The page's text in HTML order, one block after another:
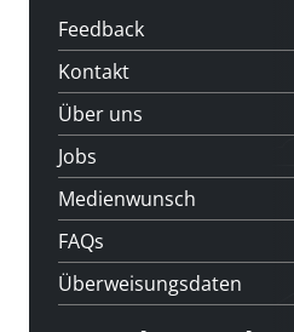
Feedback
Kontakt
Über uns
Jobs
Medienwunsch
FAQs
Überweisungsdaten